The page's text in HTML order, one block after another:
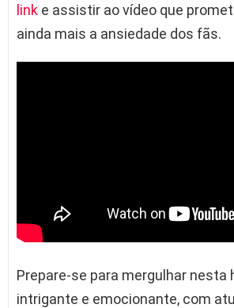
link e assistir ao vídeo que
ainda mais a ansiedade dos fãs.
Prepare-se para mergulhar nesta
intrigante e emocionante, com